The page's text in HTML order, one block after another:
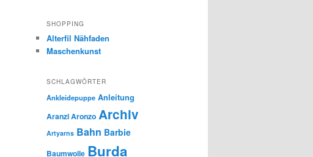
SHOPPING
Alterfil Nähfaden
Maschenkunst
SCHLAGWÖRTER
Ankleidepuppe Anleitung
Aranzi Aronzo Archiv
Artyarns Bahn Barbie
Baumwolle Burda